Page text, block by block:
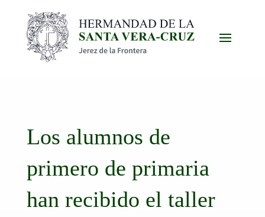
Los alumnos de
primero de primaria
han recibido el taller